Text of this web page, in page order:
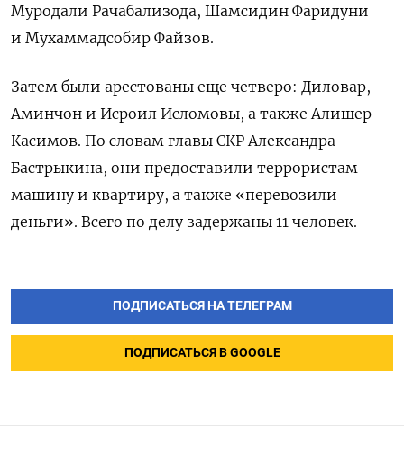
Муродали Рачабализода, Шамсидин Фаридуни
и Мухаммадсобир Файзов.
Затем были арестованы еще четверо: Диловар,
Аминчон и Исроил Исломовы, а также Алишер
Касимов. По словам главы СКР Александра
Бастрыкина, они предоставили террористам
машину и квартиру, а также «перевозили
деньги». Всего по делу задержаны 11 человек.
ПОДПИСАТЬСЯ НА ТЕЛЕГРАМ
ПОДПИСАТЬСЯ В GOOGLE